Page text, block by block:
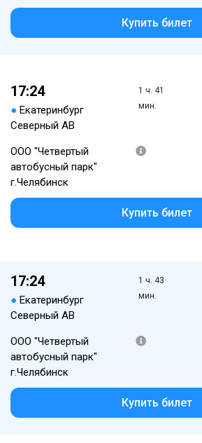
Купить билет
17:24
● Екатеринбург
Северный АВ
1 ч. 41
мин.
ООО "Четвертый
автобусный парк"
г.Челябинск
Купить билет
17:24
● Екатеринбург
Северный АВ
1 ч. 43
мин.
ООО "Четвертый
автобусный парк"
г.Челябинск
Купить билет